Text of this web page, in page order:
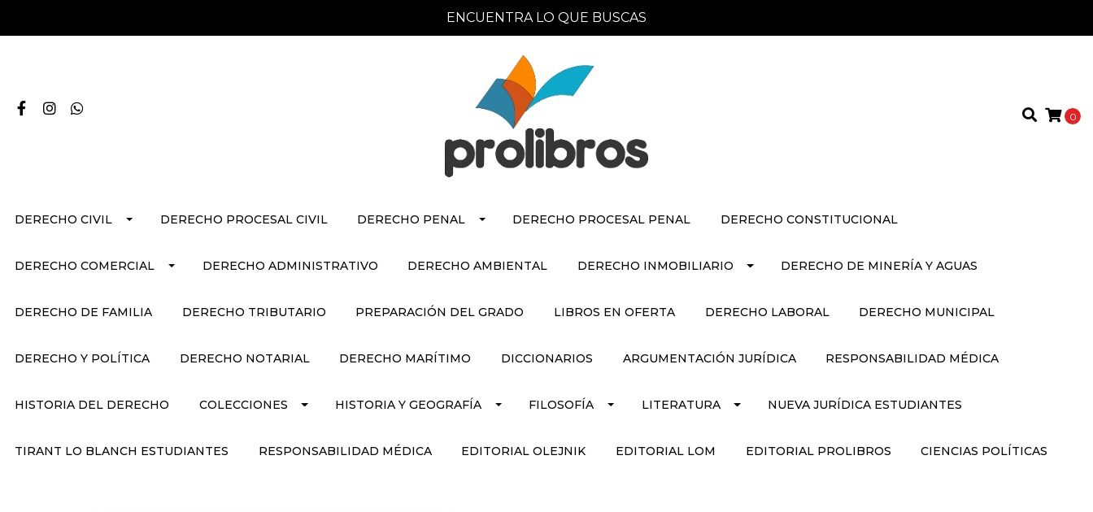
ENCUENTRA LO QUE BUSCAS
0
DERECHO CIVIL DERECHO PROCESAL CIVIL DERECHO PENAL DERECHO PROCESAL PENAL DERECHO CONSTITUCIONAL
DERECHO COMERCIAL DERECHO ADMINISTRATIVO DERECHO AMBIENTAL DERECHO INMOBILIARIO DERECHO DE MINERÍA Y AGUAS
DERECHO DE FAMILIA DERECHO TRIBUTARIO PREPARACIÓN DEL GRADO LIBROS EN OFERTA DERECHO LABORAL DERECHO MUNICIPAL
DERECHO Y POLÍTICA DERECHO NOTARIAL DERECHO MARÍTIMO DICCIONARIOS ARGUMENTACIÓN JURÍDICA RESPONSABILIDAD MÉDICA
HISTORIA DEL DERECHO COLECCIONES HISTORIA Y GEOGRAFÍA FILOSOFÍA LITERATURA NUEVA JURÍDICA ESTUDIANTES
TIRANT LO BLANCH ESTUDIANTES RESPONSABILIDAD MÉDICA EDITORIAL OLEJNIK EDITORIAL LOM EDITORIAL PROLIBROS CIENCIAS POLÍTICAS